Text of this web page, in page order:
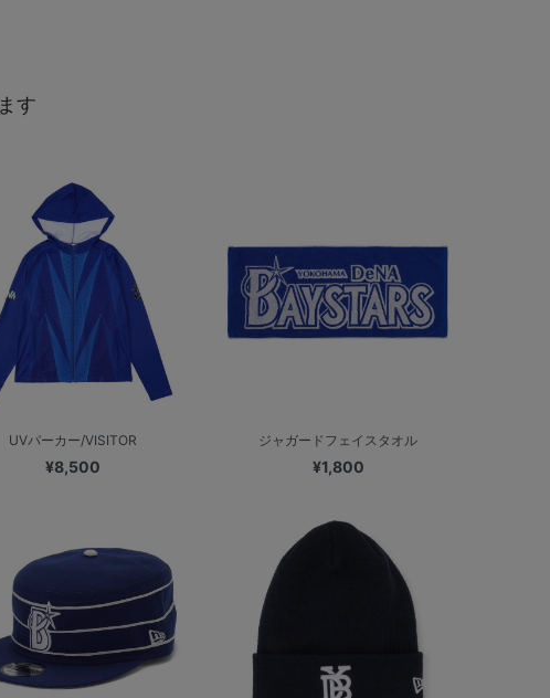
す
UVパーカー/VISITOR
¥8,500
ジャガードフェイスタオル
¥1,800